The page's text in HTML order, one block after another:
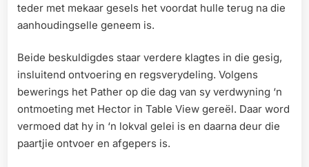
teder met mekaar gesels het voordat hulle terug na die
aanhoudingselle geneem is.
Beide beskuldigdes staar verdere klagtes in die gesig,
insluitend ontvoering en regsverydeling. Volgens
bewerings het Pather op die dag van sy verdwyning ‘n
ontmoeting met Hector in Table View gereël. Daar word
vermoed dat hy in ‘n lokval gelei is en daarna deur die
paartjie ontvoer en afgepers is.